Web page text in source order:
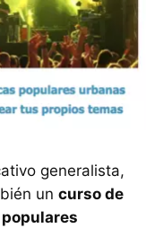
generalista,
un curso de